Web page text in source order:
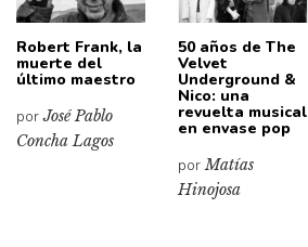
Robert Frank, la
muerte del
último maestro
porJosé Pablo
Concha Lagos
50 años de The
Velvet
Underground &
Nico: una
revuelta musical
en envase pop
porMatías
Hinojosa